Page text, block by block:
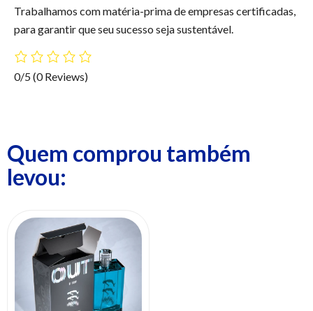
Trabalhamos com matéria-prima de empresas certificadas,
para garantir que seu sucesso seja sustentável.
0/5(0 Reviews)
Quem comprou também
levou: